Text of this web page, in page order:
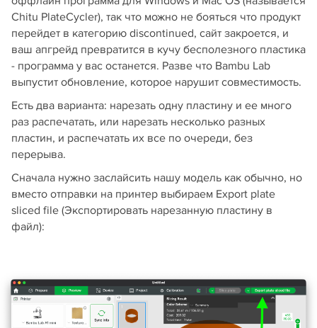
Chitu PlateCycler), так что можно не бояться что продукт
перейдет в категорию discontinued, сайт закроется, и
ваш апгрейд превратится в кучу бесполезного пластика
- программа у вас останется. Разве что Bambu Lab
выпустит обновление, которое нарушит совместимость.
Есть два варианта: нарезать одну пластину и ее много
раз распечатать, или нарезать несколько разных
пластин, и распечатать их все по очереди, без
перерыва.
Сначала нужно заслайсить нашу модель как обычно, но
вместо отправки на принтер выбираем Export plate
sliced file (Экспортировать нарезанную пластину в
файл):